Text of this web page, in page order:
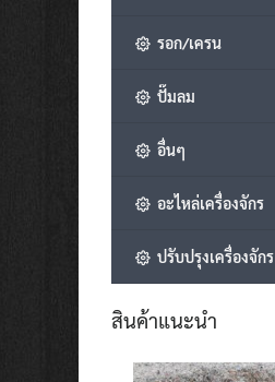
รอก/เครน
ปั๊มลม
อื่นๆ
อะไหล่เครื่องจักร
ปรับปรุงเครื่องจักร
สินค้าแนะนำ